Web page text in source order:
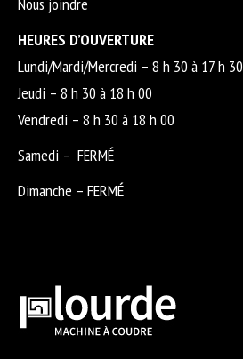
HEURES D’OUVERTURE
Lundi/Mardi/Mercredi – 8 h 30 à 17 h 30
Jeudi – 8 h 30 à 18 h 00
Vendredi – 8 h 30 à 18 h 00
Samedi – FERMÉ
Dimanche – FERMÉ